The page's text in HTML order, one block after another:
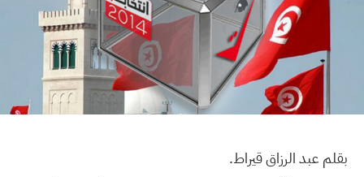
بقلم عبد الرزاق قيراط.